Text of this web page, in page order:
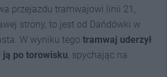
przejazdu tramwajowi linii 21,
strony, to jest od Dańdówki w
W wyniku tego tramwaj uderzył
ją po torowisku, spychając na